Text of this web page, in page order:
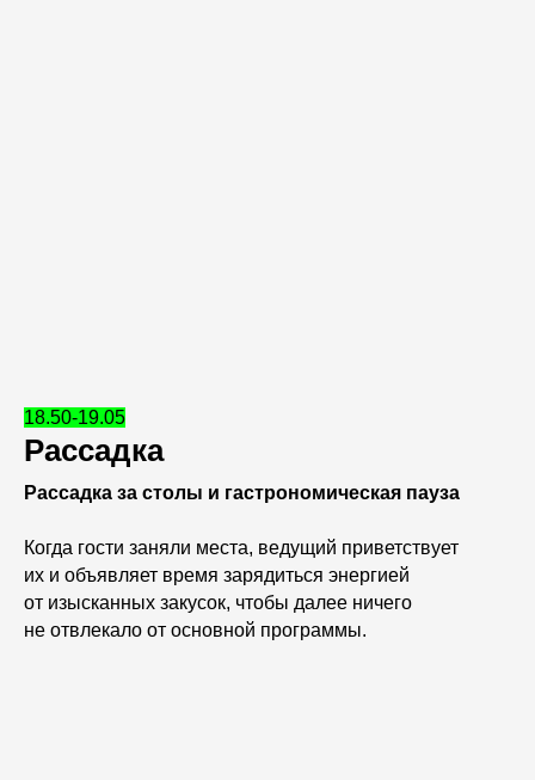
18.50-19.05
Рассадка
Рассадка за столы и гастрономическая пауза
Когда гости заняли места, ведущий приветствует
их и объявляет время зарядиться энергией
от изысканных закусок, чтобы далее ничего
не отвлекало от основной программы.